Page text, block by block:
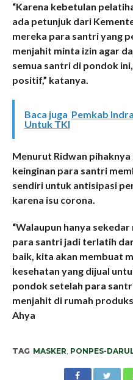
“Karena kebetulan
ada petunjuk dari
mereka para santri yang
menjahit minta izin agar
semua santri di pondok
positif,” katanya.
Baca juga Pemkab
Untuk TKI
Menurut Ridwan pihaknya
keinginan para santri
sendiri untuk antisipasi
karena isu corona.
“Walaupun hanya
para santri jadi terlatih
baik, kita akan membuat
kesehatan yang dijual
pondok setelah para
menjahit di rumah
Ahya
TAG MASKER, PONPES-